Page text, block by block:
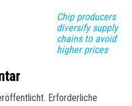
Chip producers
diversify supply
chains to avoid
higher prices
Erforderliche